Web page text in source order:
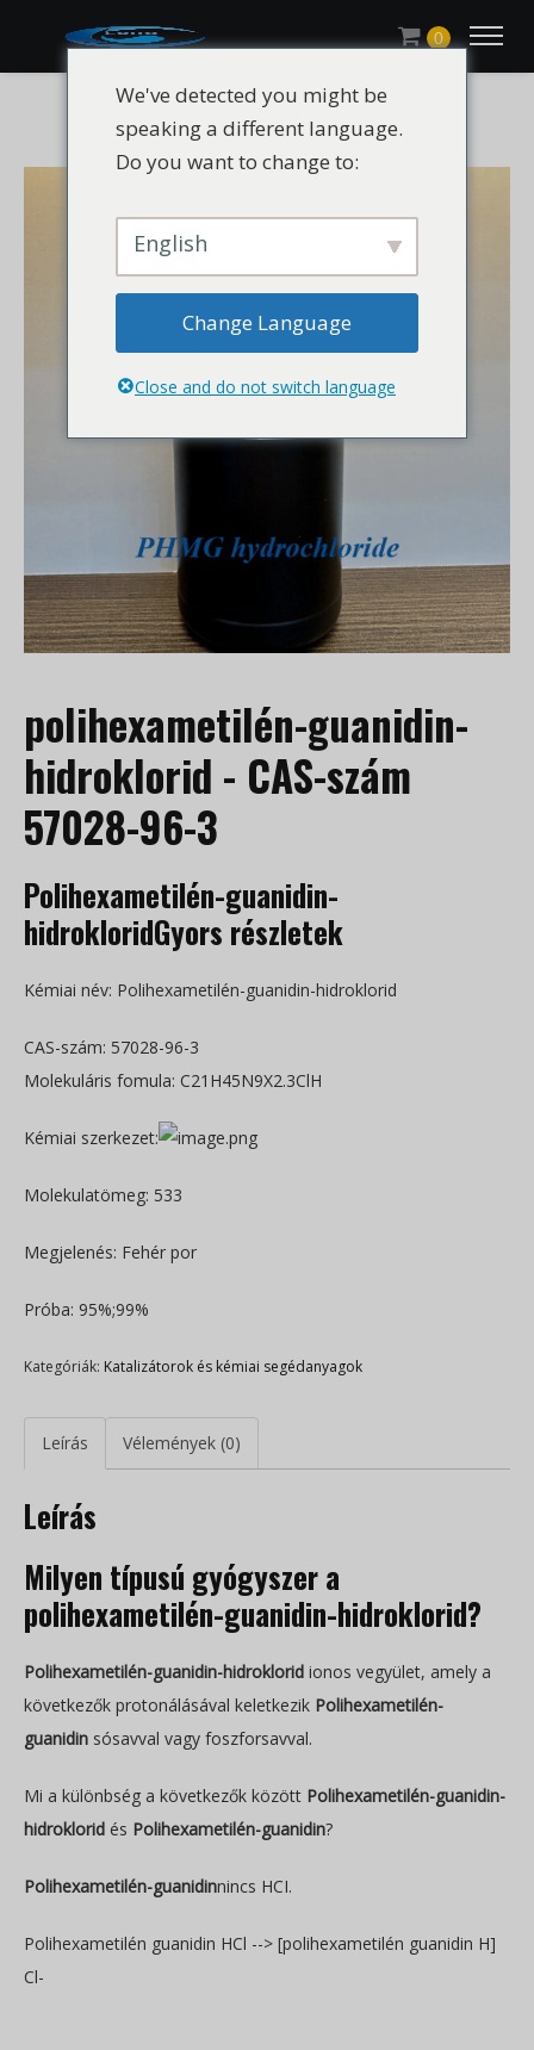
0
polihexametilén-guanidin-
hidroklorid - CAS-szám
57028-96-3
Polihexametilén-guanidin-
hidrokloridGyors részletek
Kémiai név: Polihexametilén-guanidin-hidroklorid
CAS-szám: 57028-96-3
Molekuláris fomula: C21H45N9X2.3ClH
Kémiai szerkezet:
Molekulatömeg: 533
Megjelenés: Fehér por
Próba: 95%;99%
Kategóriák: Katalizátorok és kémiai segédanyagok
Leírás Vélemények (0)
Leírás
Milyen típusú gyógyszer a
polihexametilén-guanidin-hidroklorid?
Polihexametilén-guanidin-hidroklorid ionos vegyület, amely a
következők protonálásával keletkezik Polihexametilén-
guanidin sósavval vagy foszforsavval.
Mi a különbség a következők között Polihexametilén-guanidin-
hidroklorid és Polihexametilén-guanidin?
Polihexametilén-guanidinnincs HCI.
Polihexametilén guanidin HCl --> [polihexametilén guanidin H]
Cl-
We've detected you might be
speaking a different language.
Do you want to change to:
English
Change Language
Close and do not switch language